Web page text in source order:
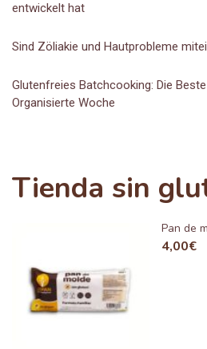
entwickelt hat
Sind Zöliakie und Hautprobleme
Glutenfreies Batchcooking: Die
Organisierte Woche
Tienda sin
Pan de
4,00€